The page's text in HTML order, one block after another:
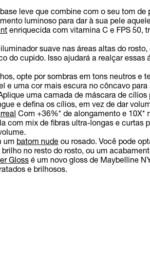
leve que combine com o seu tom de
luminoso para dar à sua pele
enriquecida com vitamina C e FPS 50,
suave nas áreas altas do
do cupido. Isso ajudará a realçar essas
opte por sombras em tons neutros e
e uma cor mais escura no côncavo
uma camada de máscara de cílios
e defina os cílios, em vez de dar
Com +36%* de alongamento e 10X*
com mix de fibras ultra-longas e curtas
um batom nude ou rosado. Você pode
no resto do rosto, ou um
Gloss é um novo gloss de Maybelline
e brilhosos.